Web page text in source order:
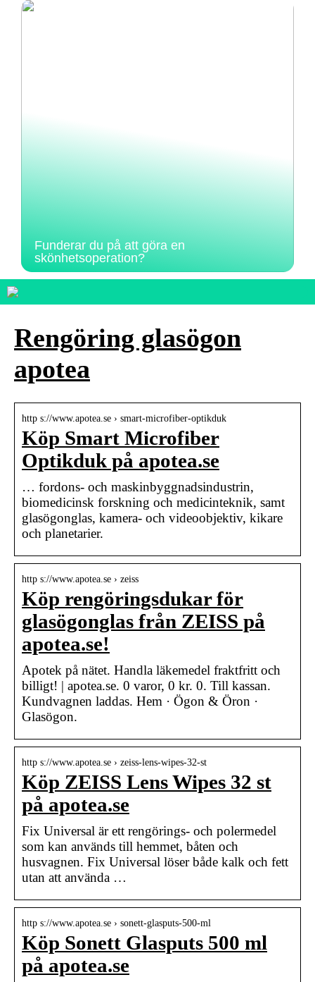
Funderar du på att göra en
skönhetsoperation?
Rengöring glasögon
apotea
http s://www.apotea.se › smart-microfiber-optikduk
Köp Smart Microfiber
Optikduk på apotea.se
… fordons- och maskinbyggnadsindustrin,
biomedicinsk forskning och medicinteknik, samt
glasögonglas, kamera- och videoobjektiv, kikare
och planetarier.
http s://www.apotea.se › zeiss
Köp rengöringsdukar för
glasögonglas från ZEISS på
apotea.se!
Apotek på nätet. Handla läkemedel fraktfritt och
billigt! | apotea.se. 0 varor, 0 kr. 0. Till kassan.
Kundvagnen laddas. Hem · Ögon & Öron ·
Glasögon.
http s://www.apotea.se › zeiss-lens-wipes-32-st
Köp ZEISS Lens Wipes 32 st
på apotea.se
Fix Universal är ett rengörings- och polermedel
som kan används till hemmet, båten och
husvagnen. Fix Universal löser både kalk och fett
utan att använda …
http s://www.apotea.se › sonett-glasputs-500-ml
Köp Sonett Glasputs 500 ml
på apotea.se